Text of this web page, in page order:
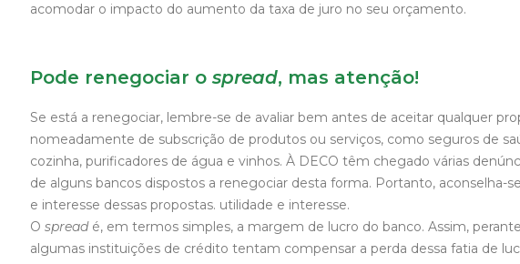
acomodar o impacto do aumento da taxa de juro no seu orçamento.
Pode renegociar o spread, mas atenção!
Se está a renegociar, lembre-se de avaliar bem antes de aceitar qualquer
nomeadamente de subscrição de produtos ou serviços, como seguros de
cozinha, purificadores de água e vinhos. À DECO têm chegado várias
de alguns bancos dispostos a renegociar desta forma. Portanto, aconselha-
e interesse dessas propostas. utilidade e interesse.
O spreadé, em termos simples, a margem de lucro do banco. Assim,
algumas instituições de crédito tentam compensar a perda dessa fatia de